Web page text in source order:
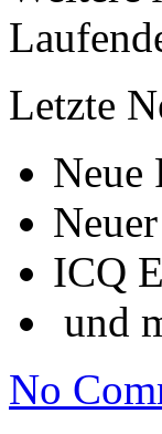
Letzte
Neue
ICQ
und
No